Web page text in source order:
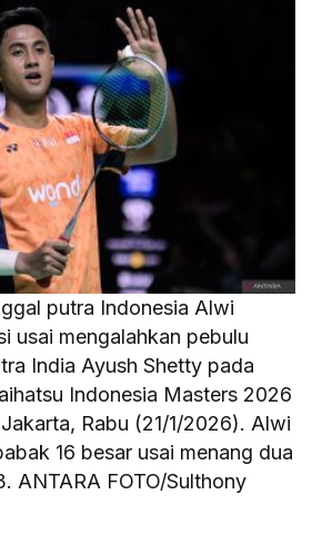
putra Indonesia Alwi
usai mengalahkan pebulu
India Ayush Shetty pada
Indonesia Masters 2026
Rabu (21/1/2026). Alwi
16 besar usai menang dua
ANTARA FOTO/Sulthony